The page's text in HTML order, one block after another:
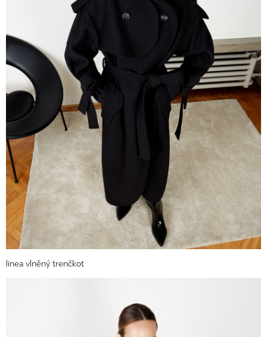
linea vlněný trenčkot